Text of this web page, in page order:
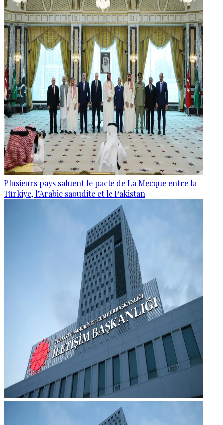
Plusieurs pays saluent le pacte de La Mecque entre la
Türkiye, l’Arabie saoudite et le Pakistan